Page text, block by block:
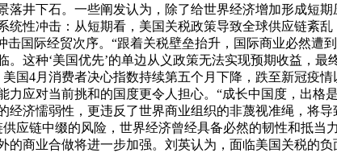
井下石。一些阐发认为，除了给世界经济增加形成短
性冲击：从短期看，美国关税政策导致全球供应链紊
国际经贸次序。“跟着关税壁垒抬升，国际商业必然遭
这种‘美国优先’的单边从义政策无法实现预期收益，
国4月消费者决心指数持续第五个月下降，跌至新冠疫
应对当前挑和的国度更令人担心。“成长中国度，出
济懦弱性，更违反了世界商业组织的非蔑视准绳，将
应链中缀的风险，世界经济曾经具备必然的韧性和抵当
商业合做将进一步加强。刘英认为，面临美国关税的